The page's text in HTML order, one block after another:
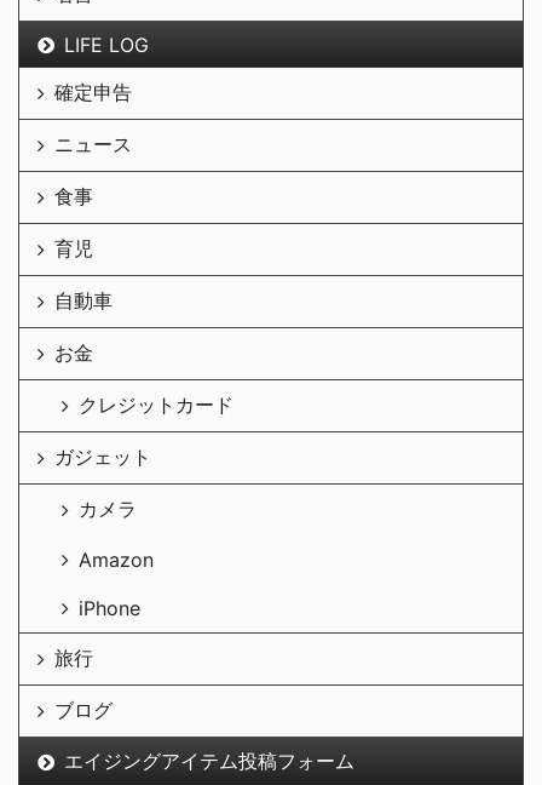
LIFE LOG
確定申告
ニュース
食事
育児
自動車
お金
クレジットカード
ガジェット
カメラ
Amazon
iPhone
旅行
ブログ
エイジングアイテム投稿フォーム